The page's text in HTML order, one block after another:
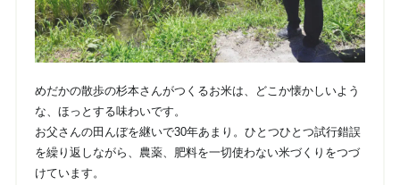
めだかの散歩の杉本さんがつくるお米は、どこか懐かしいよう
な、ほっとする味わいです。
お父さんの田んぼを継いで30年あまり。ひとつひとつ試行錯誤
を繰り返しながら、農薬、肥料を一切使わない米づくりをつづ
けています。